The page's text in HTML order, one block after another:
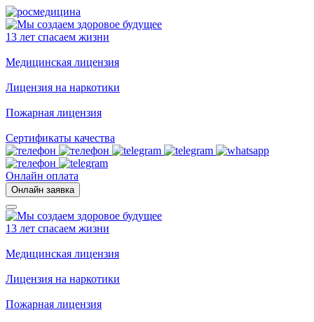
13 лет спасаем жизни
Медицинская лицензия
Лицензия на наркотики
Пожарная лицензия
Сертификаты качества
Онлайн оплата
Онлайн заявка
13 лет спасаем жизни
Медицинская лицензия
Лицензия на наркотики
Пожарная лицензия